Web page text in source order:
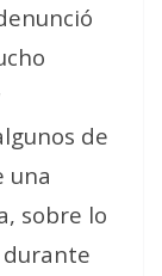
de
una
sobre lo
durante